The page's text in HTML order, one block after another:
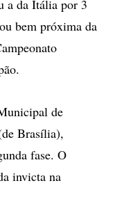
a da Itália por 3
bem próxima da
de
Brasília),
fase. O
invicta na